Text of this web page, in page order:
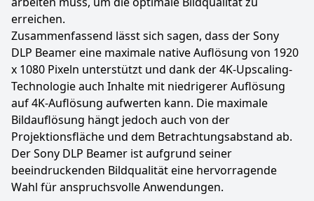
erreichen.
Zusammenfassend lässt sich sagen, dass der Sony
DLP Beamer eine maximale native Auflösung von 1920
x 1080 Pixeln unterstützt und dank der 4K-Upscaling-
Technologie auch Inhalte mit niedrigerer Auflösung
auf 4K-Auflösung aufwerten kann. Die maximale
Bildauflösung hängt jedoch auch von der
Projektionsfläche und dem Betrachtungsabstand ab.
Der Sony DLP Beamer ist aufgrund seiner
beeindruckenden Bildqualität eine hervorragende
Wahl für anspruchsvolle Anwendungen.